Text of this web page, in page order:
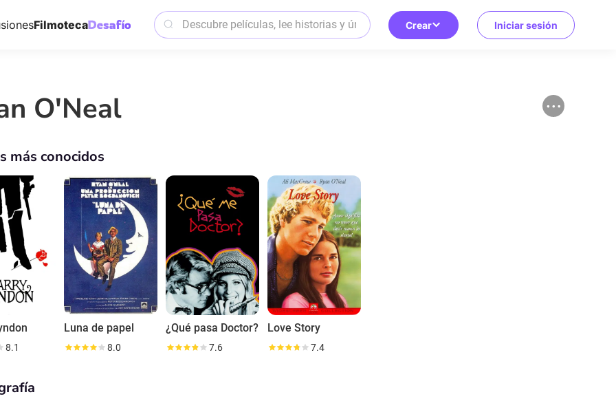
Filmoteca Crear Iniciar sesión
O'Neal
más conocidos
8.1
Luna de papel
8.0
¿Qué pasa Doctor?
7.6
Love Story
7.4